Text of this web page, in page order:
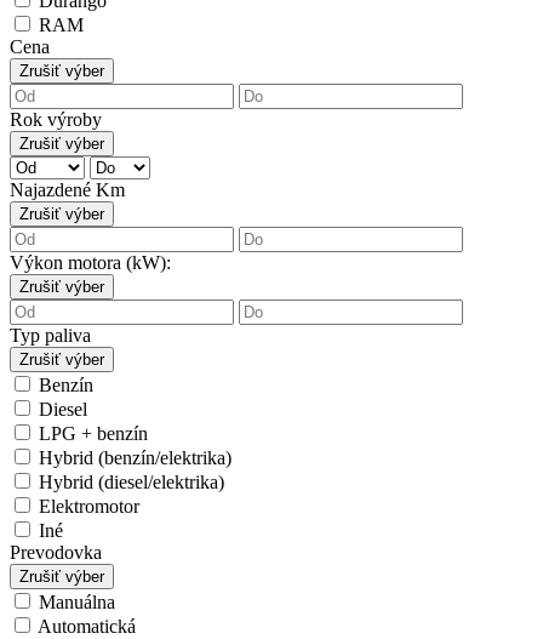
RAM
Cena
Zrušiť výber
Rok výroby
Zrušiť výber
Najazdené Km
Zrušiť výber
Výkon motora (kW):
Zrušiť výber
Typ paliva
Zrušiť výber
Benzín
Diesel
LPG + benzín
Hybrid (benzín/elektrika)
Hybrid (diesel/elektrika)
Elektromotor
Iné
Prevodovka
Zrušiť výber
Manuálna
Automatická